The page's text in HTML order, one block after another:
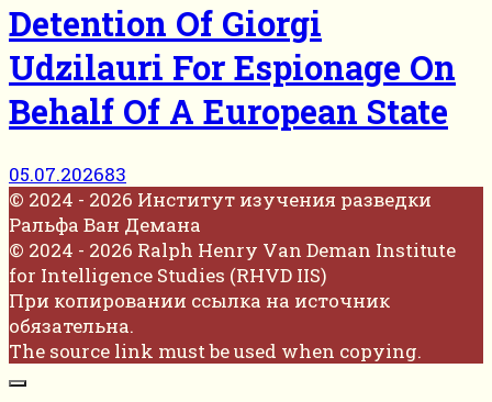
Detention Of Giorgi
Udzilauri For Espionage On
Behalf Of A European State
05.07.202683
© 2024 - 2026 Институт изучения разведки
Ральфа Ван Демана
© 2024 - 2026 Ralph Henry Van Deman Institute
for Intelligence Studies (RHVD IIS)
При копировании ссылка на источник
обязательна.
The source link must be used when copying.